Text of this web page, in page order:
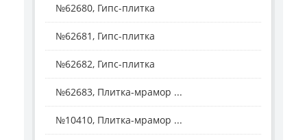
№62680, Гипс-плитка
№62681, Гипс-плитка
№62682, Гипс-плитка
№62683, Плитка-мрамор ...
№10410, Плитка-мрамор ...